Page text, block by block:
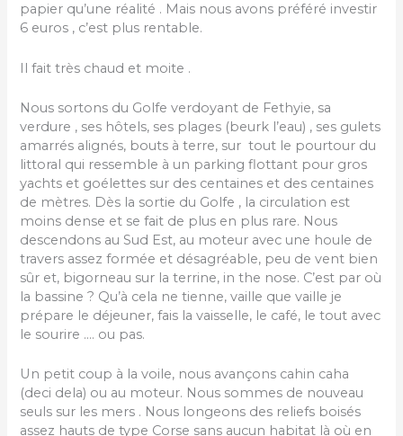
papier qu’une réalité . Mais nous avons préféré investir
6 euros , c’est plus rentable.
Il fait très chaud et moite .
Nous sortons du Golfe verdoyant de Fethyie, sa
verdure , ses hôtels, ses plages (beurk l’eau) , ses gulets
amarrés alignés, bouts à terre, sur tout le pourtour du
littoral qui ressemble à un parking flottant pour gros
yachts et goélettes sur des centaines et des centaines
de mètres. Dès la sortie du Golfe , la circulation est
moins dense et se fait de plus en plus rare. Nous
descendons au Sud Est, au moteur avec une houle de
travers assez formée et désagréable, peu de vent bien
sûr et, bigorneau sur la terrine, in the nose. C’est par où
la bassine ? Qu’à cela ne tienne, vaille que vaille je
prépare le déjeuner, fais la vaisselle, le café, le tout avec
le sourire …. ou pas.
Un petit coup à la voile, nous avançons cahin caha
(deci dela) ou au moteur. Nous sommes de nouveau
seuls sur les mers . Nous longeons des reliefs boisés
assez hauts de type Corse sans aucun habitat là où en